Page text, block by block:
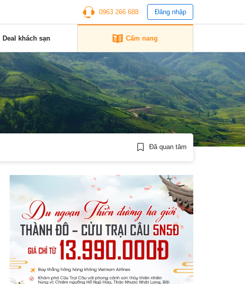
0963 266 688 Đăng nhập
Deal khách sạn Cẩm nang
Đã quan tâm